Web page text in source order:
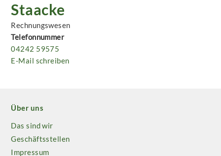
Staacke
Rechnungswesen
Telefonnummer
04242 59575
E-Mail schreiben
Über uns
Das sind wir
Geschäftsstellen
Impressum